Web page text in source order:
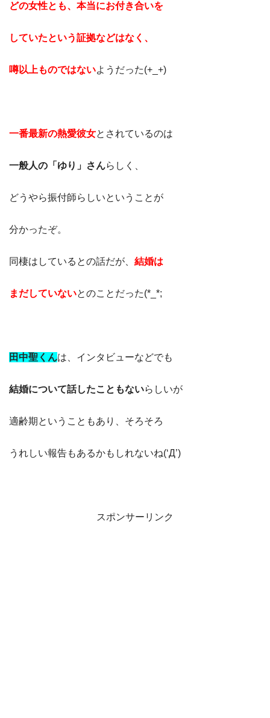
どの女性とも、本当にお付き合いを
していたという証拠などはなく、
噂以上ものではないようだった(+_+)
一番最新の熱愛彼女とされているのは
一般人の「ゆり」さんらしく、
どうやら振付師らしいということが
分かったぞ。
同棲はしているとの話だが、 結婚は
まだしていないとのことだった(*_*;
田中聖くんは、インタビューなどでも
結婚について話したこともないらしいが
適齢期ということもあり、そろそろ
うれしい報告もあるかもしれないね(‘Д’)
スポンサーリンク